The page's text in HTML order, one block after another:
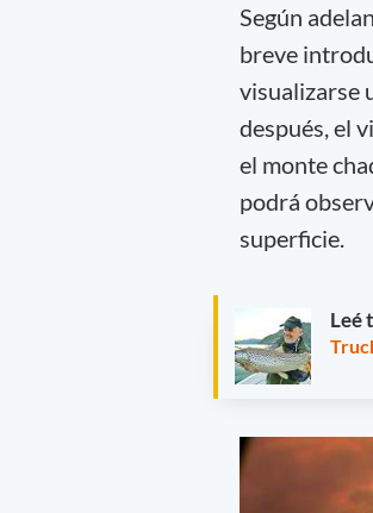
Según
breve
visualizarse
después, el
el monte
podrá
superficie.
Leé